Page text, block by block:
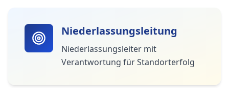
Niederlassungsleitung
Niederlassungsleiter mit
Verantwortung für Standorterfolg